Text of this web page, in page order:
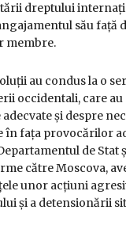
dreptului
său față
membre.
au condus la o
occidentali, care au
și despre
fața provocărilor
de Stat
către Moscova,
unor acțiuni
și a detensionării